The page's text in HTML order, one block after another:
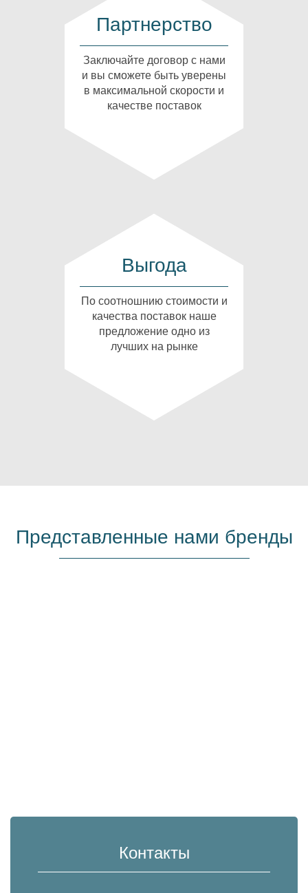
Партнерство
Заключайте договор с нами
и вы сможете быть уверены
в максимальной скорости и
качестве поставок
Выгода
По соотношнию стоимости и
качества поставок наше
предложение одно из
лучших на рынке
Представленные нами бренды
Контакты